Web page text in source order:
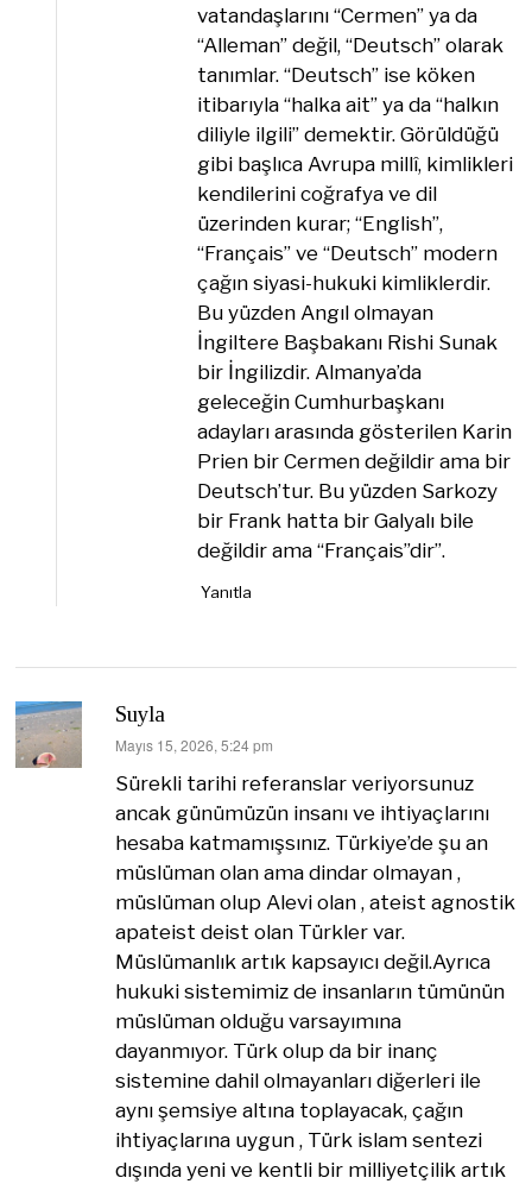
vatandaşlarını “Cermen” ya da
“Alleman” değil, “Deutsch” olarak
tanımlar. “Deutsch” ise köken
itibarıyla “halka ait” ya da “halkın
diliyle ilgili” demektir. Görüldüğü
gibi başlıca Avrupa millî, kimlikleri
kendilerini coğrafya ve dil
üzerinden kurar; “English”,
“Français” ve “Deutsch” modern
çağın siyasi-hukuki kimliklerdir.
Bu yüzden Angıl olmayan
İngiltere Başbakanı Rishi Sunak
bir İngilizdir. Almanya’da
geleceğin Cumhurbaşkanı
adayları arasında gösterilen Karin
Prien bir Cermen değildir ama bir
Deutsch’tur. Bu yüzden Sarkozy
bir Frank hatta bir Galyalı bile
değildir ama “Français”dir”.
Yanıtla
Suyla
dedi
ki:
Mayıs 15, 2026, 5:24 pm
Sürekli tarihi referanslar veriyorsunuz
ancak günümüzün insanı ve ihtiyaçlarını
hesaba katmamışsınız. Türkiye’de şu an
müslüman olan ama dindar olmayan ,
müslüman olup Alevi olan , ateist agnostik
apateist deist olan Türkler var.
Müslümanlık artık kapsayıcı değil.Ayrıca
hukuki sistemimiz de insanların tümünün
müslüman olduğu varsayımına
dayanmıyor. Türk olup da bir inanç
sistemine dahil olmayanları diğerleri ile
aynı şemsiye altına toplayacak, çağın
ihtiyaçlarına uygun , Türk islam sentezi
dışında yeni ve kentli bir milliyetçilik artık